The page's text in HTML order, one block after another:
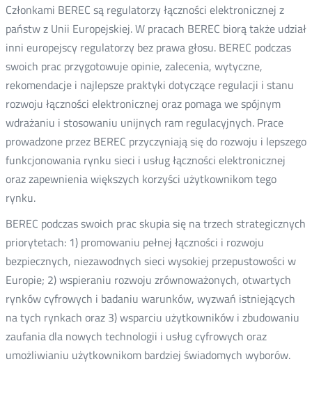
Członkami BEREC są regulatorzy łączności elektronicznej z
państw z Unii Europejskiej. W pracach BEREC biorą także udział
inni europejscy regulatorzy bez prawa głosu. BEREC podczas
swoich prac przygotowuje opinie, zalecenia, wytyczne,
rekomendacje i najlepsze praktyki dotyczące regulacji i stanu
rozwoju łączności elektronicznej oraz pomaga we spójnym
wdrażaniu i stosowaniu unijnych ram regulacyjnych. Prace
prowadzone przez BEREC przyczyniają się do rozwoju i lepszego
funkcjonowania rynku sieci i usług łączności elektronicznej
oraz zapewnienia większych korzyści użytkownikom tego
rynku.
BEREC podczas swoich prac skupia się na trzech strategicznych
priorytetach: 1) promowaniu pełnej łączności i rozwoju
bezpiecznych, niezawodnych sieci wysokiej przepustowości w
Europie; 2) wspieraniu rozwoju zrównoważonych, otwartych
rynków cyfrowych i badaniu warunków, wyzwań istniejących
na tych rynkach oraz 3) wsparciu użytkowników i zbudowaniu
zaufania dla nowych technologii i usług cyfrowych oraz
umożliwianiu użytkownikom bardziej świadomych wyborów.